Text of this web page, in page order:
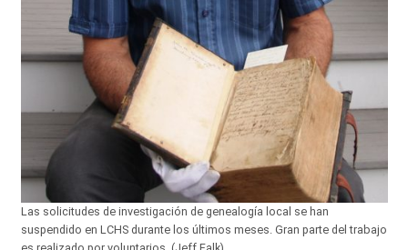
Las solicitudes de investigación de genealogía local se han
suspendido en LCHS durante los últimos meses. Gran parte del trabajo